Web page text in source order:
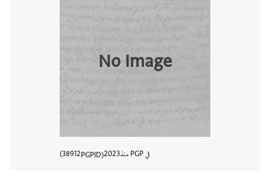
No Image
في PGP منذ 2023
PGPID
38912